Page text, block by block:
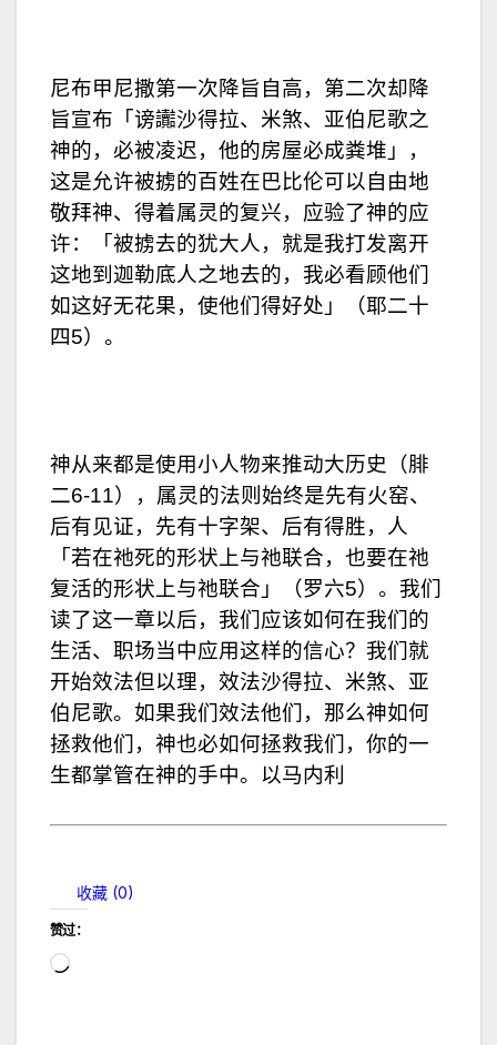
尼布甲尼撒第一次降旨自高，第二次却降
旨宣布「谤讟沙得拉、米煞、亚伯尼歌之
神的，必被凌迟，他的房屋必成粪堆」，
这是允许被掳的百姓在巴比伦可以自由地
敬拜神、得着属灵的复兴，应验了神的应
许：「被掳去的犹大人，就是我打发离开
这地到迦勒底人之地去的，我必看顾他们
如这好无花果，使他们得好处」（耶二十
四5）。
神从来都是使用小人物来推动大历史（腓
二6-11），属灵的法则始终是先有火窑、
后有见证，先有十字架、后有得胜，人
「若在祂死的形状上与祂联合，也要在祂
复活的形状上与祂联合」（罗六5）。我们
读了这一章以后，我们应该如何在我们的
生活、职场当中应用这样的信心？我们就
开始效法但以理，效法沙得拉、米煞、亚
伯尼歌。如果我们效法他们，那么神如何
拯救他们，神也必如何拯救我们，你的一
生都掌管在神的手中。以马内利
收藏 (0)
赞过：
正